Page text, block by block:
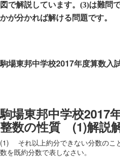
図で解説しています。(3)は難問
かが分かれば解ける問題です。
駒場東邦中学校2017年度算数
駒場東邦中学校2017
整数の性質 (1)解説
(1) それ以上約分できない分数のこ
数を既約分数で表しなさい。